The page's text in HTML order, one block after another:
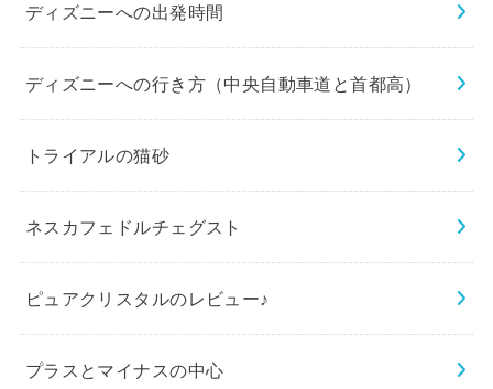
ディズニーへの出発時間
ディズニーへの行き方（中央自動車道と首都高）
トライアルの猫砂
ネスカフェドルチェグスト
ピュアクリスタルのレビュー♪
プラスとマイナスの中心